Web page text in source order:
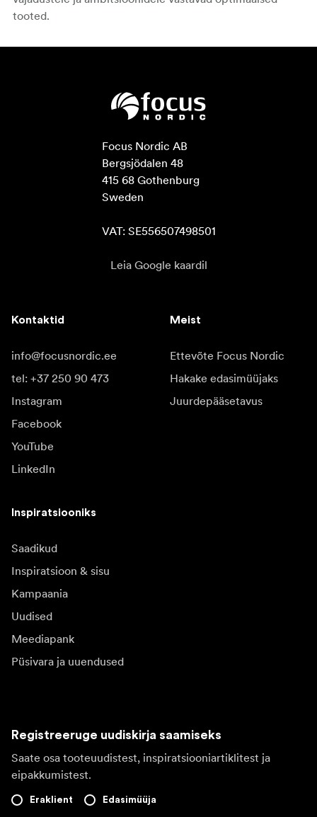
tooted.
Focus Nordic AB
Bergsjödalen 48
415 68 Gothenburg
Sweden
VAT: SE556507498501
Leia Google kaardil
Kontaktid
info@focusnordic.ee
tel: +37 250 90 473
Instagram
Facebook
YouTube
LinkedIn
Meist
Ettevõte Focus Nordic
Hakake edasimüüjaks
Juurdepääsetavus
Inspiratsiooniks
Saadikud
Inspiratsioon & sisu
Kampaania
Uudised
Meediapank
Püsivara ja uuendused
Registreeruge uudiskirja saamiseks
Saate osa tooteuudistest, inspiratsiooniartiklitest ja
eipakkumistest.
Eraklient Edasimüüja